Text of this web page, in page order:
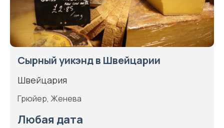
Сырный уикэнд в Швейцарии
Швейцария
Грюйер, Женева
Любая дата